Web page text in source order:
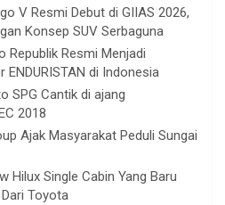
V Resmi Debut di GIIAS 2026,
Konsep SUV Serbaguna
Republik Resmi Menjadi
ENDURISTAN di Indonesia
SPG Cantik di ajang
2018
Ajak Masyarakat Peduli Sungai
Hilux Single Cabin Yang Baru
Toyota